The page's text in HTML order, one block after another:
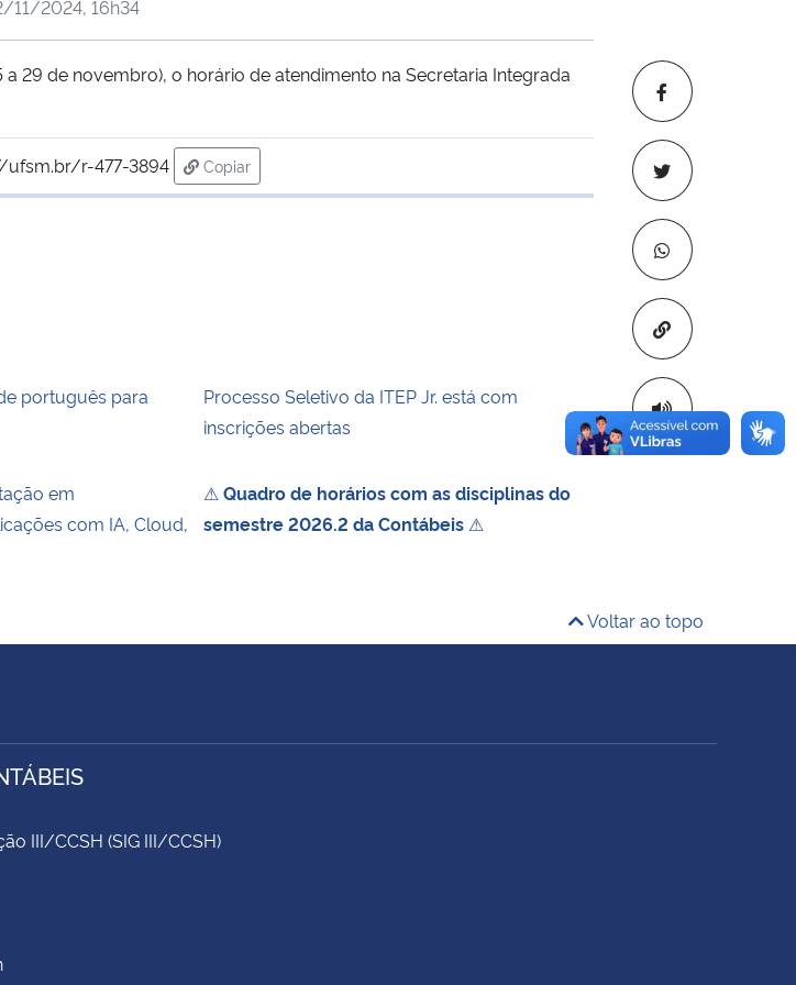
Copiar para
11/2024, 16h34
29 de novembro), o horário de atendimento na Secretaria Integrada
ufsm.br/r-477-3894
Copiar
para área de transferência
português para
Processo Seletivo da ITEP Jr. está com
inscrições abertas
em
com IA, Cloud,
⚠Quadro de horários com as disciplinas do
semestre 2026.2 da Contábeis ⚠
Voltar ao topo
III/CCSH (SIG III/CCSH)